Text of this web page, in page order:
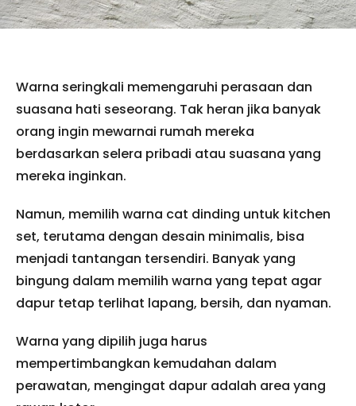
Warna seringkali memengaruhi perasaan dan
suasana hati seseorang. Tak heran jika banyak
orang ingin mewarnai rumah mereka
berdasarkan selera pribadi atau suasana yang
mereka inginkan.
Namun, memilih warna cat dinding untuk kitchen
set, terutama dengan desain minimalis, bisa
menjadi tantangan tersendiri. Banyak yang
bingung dalam memilih warna yang tepat agar
dapur tetap terlihat lapang, bersih, dan nyaman.
Warna yang dipilih juga harus
mempertimbangkan kemudahan dalam
perawatan, mengingat dapur adalah area yang